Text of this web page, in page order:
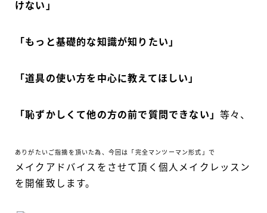
けない」
「もっと基礎的な知識が知りたい」
「道具の使い方を中心に教えてほしい」
「恥ずかしくて他の方の前で質問できない」 等々、
ありがたいご指摘を頂いた為、今回は「完全マンツーマン形式」で
メイクアドバイスをさせて頂く個人メイクレッスン
を開催致します。